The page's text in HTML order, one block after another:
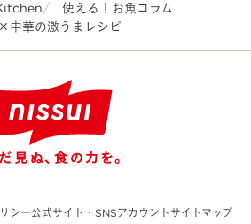
使える！お魚コラム
中華の激うまレシピ
シー公式サイト・SNSアカウント サイトマップ